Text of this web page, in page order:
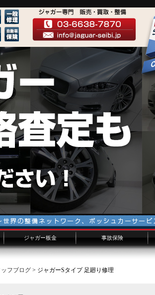
ジャガー板金
板金画像添付フォーム
事故保険
フブログ > ジャガーSタイプ 足廻り修理